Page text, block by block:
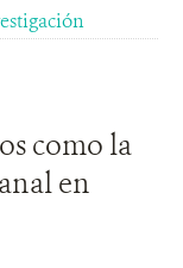
como la
en